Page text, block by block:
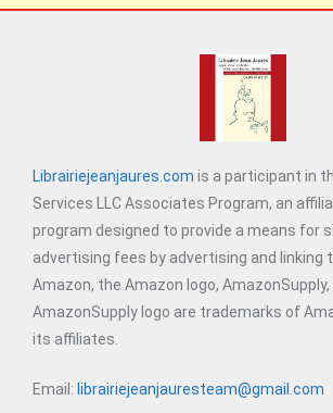
Librairiejeanjaures.com is a participant in
Services LLC Associates Program, an
program designed to provide a means for
advertising fees by advertising and linking
Amazon, the Amazon logo,
AmazonSupply logo are trademarks of
its affiliates.
Email: librairiejeanjauresteam@gmail.com